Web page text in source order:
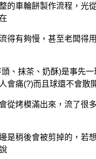
的車輪餅製作流程，光
得有夠慢，甚至老闆得
、抹茶、奶酥)是事先
會痛(?)而且球還不會散
從烤模滿出來，流了很
是稍後會被剪掉的，若